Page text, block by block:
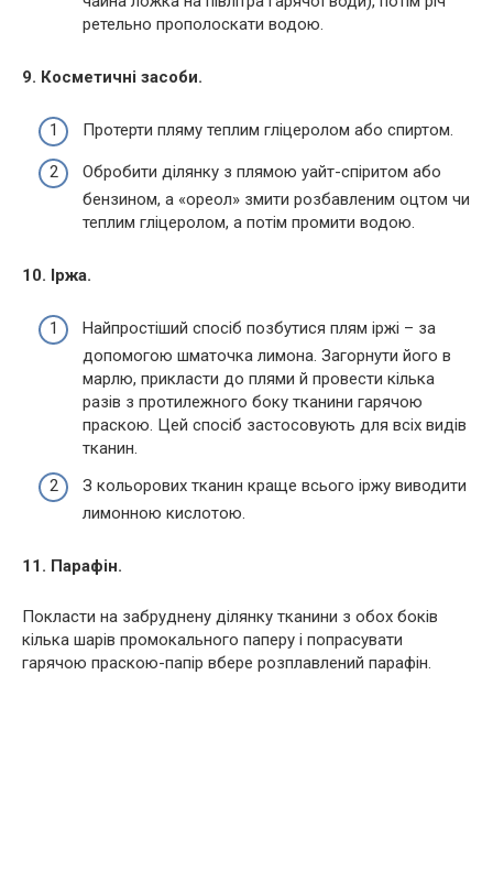
ретельно прополоскати водою.
9. Косметичні засоби.
Протерти пляму теплим гліцеролом або спиртом.
Обробити ділянку з плямою уайт-спіритом або
бензином, а «ореол» змити розбавленим оцтом чи
теплим гліцеролом, а потім промити водою.
10. Іржа.
Найпростіший спосіб позбутися плям іржі – за
допомогою шматочка лимона. Загорнути його в
марлю, прикласти до плями й провести кілька
разів з протилежного боку тканини гарячою
праскою. Цей спосіб застосовують для всіх видів
тканин.
З кольорових тканин краще всього іржу виводити
лимонною кислотою.
11. Парафін.
Покласти на забруднену ділянку тканини з обох боків
кілька шарів промокального паперу і попрасувати
гарячою праскою-папір вбере розплавлений парафін.